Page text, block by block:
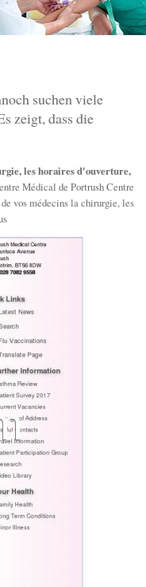
suchen viele
zeigt, dass die
les horaires d'ouverture,
Médical de Portrush Centre
vos médecins la chirurgie, les